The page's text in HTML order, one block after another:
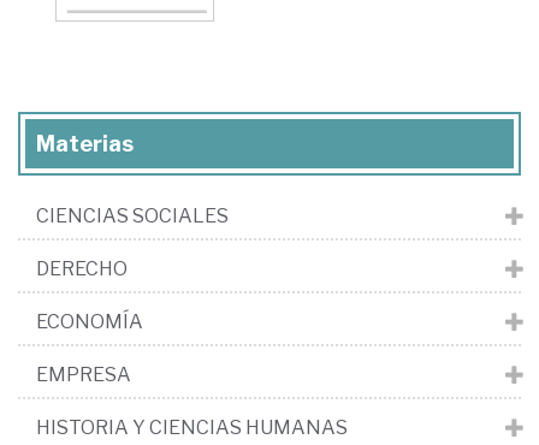
Materias
CIENCIAS SOCIALES
DERECHO
ECONOMÍA
EMPRESA
HISTORIA Y CIENCIAS HUMANAS